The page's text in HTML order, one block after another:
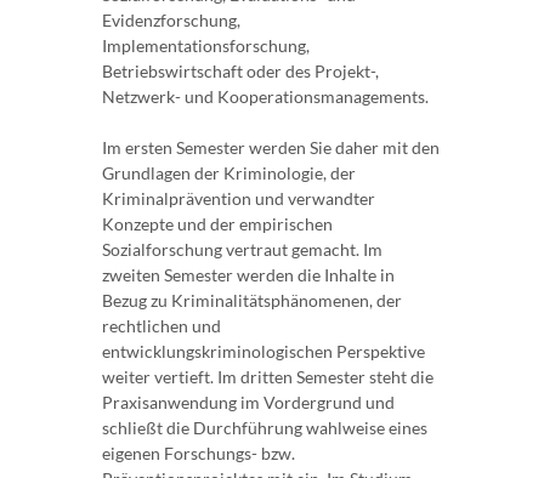
Evidenzforschung,
Implementationsforschung,
Betriebswirtschaft oder des Projekt-,
Netzwerk- und Kooperationsmanagements.
Im ersten Semester werden Sie daher mit den
Grundlagen der Kriminologie, der
Kriminalprävention und verwandter
Konzepte und der empirischen
Sozialforschung vertraut gemacht. Im
zweiten Semester werden die Inhalte in
Bezug zu Kriminalitätsphänomenen, der
rechtlichen und
entwicklungskriminologischen Perspektive
weiter vertieft. Im dritten Semester steht die
Praxisanwendung im Vordergrund und
schließt die Durchführung wahlweise eines
eigenen Forschungs- bzw.